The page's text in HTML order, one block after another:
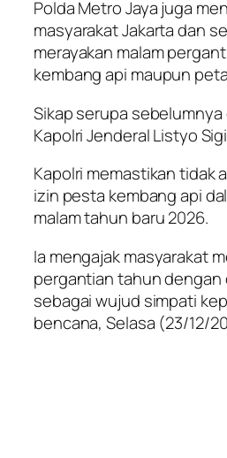
Polda Metro Jaya juga
masyarakat Jakarta dan
merayakan malam
kembang api maupun
Sikap serupa
Kapolri Jenderal Listyo
Kapolri memastikan tidak
izin pesta kembang api
malam tahun baru 2026.
Ia mengajak masyarakat
pergantian tahun dengan
sebagai wujud simpati
bencana, Selasa (23/12/